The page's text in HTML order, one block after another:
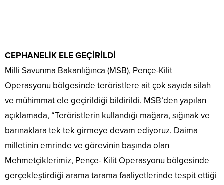
CEPHANELİK ELE GEÇİRİLDİ
Milli Savunma Bakanlığınca (MSB), Pençe-Kilit
Operasyonu bölgesinde teröristlere ait çok sayıda silah
ve mühimmat ele geçirildiği bildirildi. MSB’den yapılan
açıklamada, “Teröristlerin kullandığı mağara, sığınak ve
barınaklara tek tek girmeye devam ediyoruz. Daima
milletinin emrinde ve görevinin başında olan
Mehmetçiklerimiz, Pençe- Kilit Operasyonu bölgesinde
gerçekleştirdiği arama tarama faaliyetlerinde tespit ettiği